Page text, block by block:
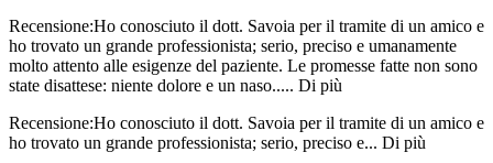
Recensione:Ho conosciuto il dott. Savoia per il tramite di un amico e
ho trovato un grande professionista; serio, preciso e umanamente
molto attento alle esigenze del paziente. Le promesse fatte non sono
state disattese: niente dolore e un naso..... Di più
Recensione:Ho conosciuto il dott. Savoia per il tramite di un amico e
ho trovato un grande professionista; serio, preciso e... Di più